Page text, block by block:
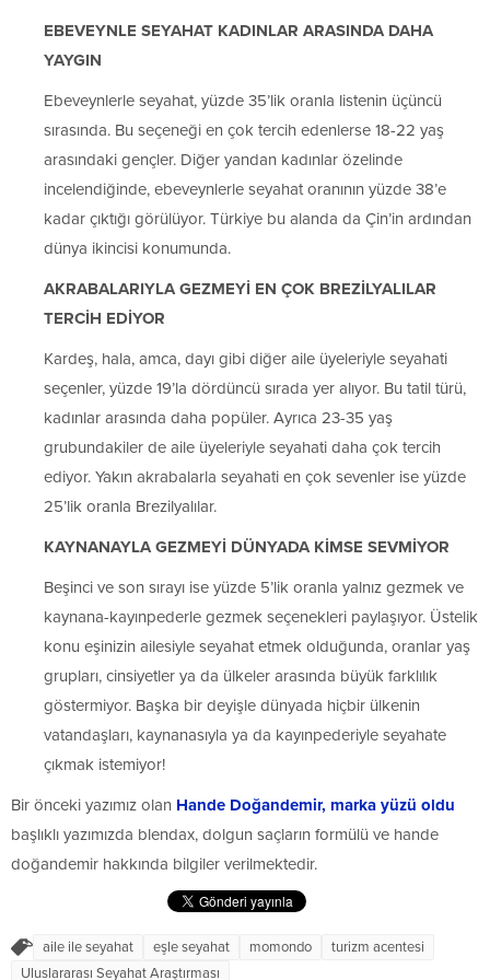
EBEVEYNLE SEYAHAT KADINLAR ARASINDA DAHA
YAYGIN
Ebeveynlerle seyahat, yüzde 35’lik oranla listenin üçüncü
sırasında. Bu seçeneği en çok tercih edenlerse 18-22 yaş
arasındaki gençler. Diğer yandan kadınlar özelinde
incelendiğinde, ebeveynlerle seyahat oranının yüzde 38’e
kadar çıktığı görülüyor. Türkiye bu alanda da Çin’in ardından
dünya ikincisi konumunda.
AKRABALARIYLA GEZMEYİ EN ÇOK BREZİLYALILAR
TERCİH EDİYOR
Kardeş, hala, amca, dayı gibi diğer aile üyeleriyle seyahati
seçenler, yüzde 19’la dördüncü sırada yer alıyor. Bu tatil türü,
kadınlar arasında daha popüler. Ayrıca 23-35 yaş
grubundakiler de aile üyeleriyle seyahati daha çok tercih
ediyor. Yakın akrabalarla seyahati en çok sevenler ise yüzde
25’lik oranla Brezilyalılar.
KAYNANAYLA GEZMEYİ DÜNYADA KİMSE SEVMİYOR
Beşinci ve son sırayı ise yüzde 5’lik oranla yalnız gezmek ve
kaynana-kayınpederle gezmek seçenekleri paylaşıyor. Üstelik
konu eşinizin ailesiyle seyahat etmek olduğunda, oranlar yaş
grupları, cinsiyetler ya da ülkeler arasında büyük farklılık
göstermiyor. Başka bir deyişle dünyada hiçbir ülkenin
vatandaşları, kaynanasıyla ya da kayınpederiyle seyahate
çıkmak istemiyor!
Bir önceki yazımız olan Hande Doğandemir, marka yüzü oldu
başlıklı yazımızda blendax, dolgun saçların formülü ve hande
doğandemir hakkında bilgiler verilmektedir.
aile ile seyahat eşle seyahat momondo
turizm acentesi
Uluslararası Seyahat Araştırması